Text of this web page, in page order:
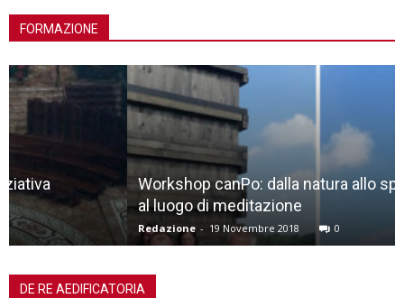
FORMAZIONE
Workshop canPo: dalla natura allo spazio liminale,
al luogo di meditazione
Redazione 19 Novembre 2018 0
DE RE AEDIFICATORIA